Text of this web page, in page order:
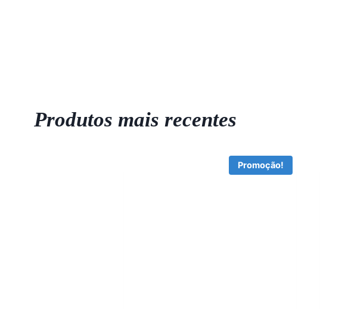
Produtos mais recentes
Promoção!